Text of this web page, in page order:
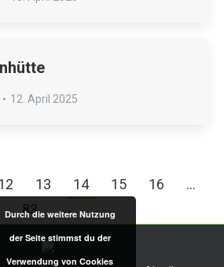
12. April 2025
13 14 15 16
…
83
→
Durch die weitere Nutzung
der Seite stimmst du der
Verwendung von Cookies